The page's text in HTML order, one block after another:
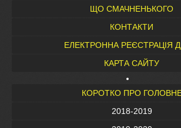
ЩО СМАЧНЕНЬКОГО
КОНТАКТИ
ЕЛЕКТРОННА РЕЄСТРАЦІЯ
КАРТА САЙТУ
КОРОТКО ПРО
2018-2019